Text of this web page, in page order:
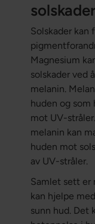
solskader
Solskader kan
Magnesium
solskader ved
melanin.
huden og
mot UV-
melanin kan
huden mot
av UV-stråler.
Samlet sett er
kan hjelpe
sunn hud. Det